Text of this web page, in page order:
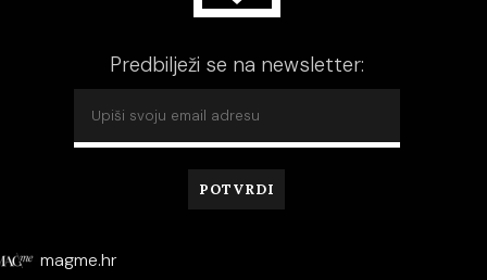
Predbilježi se na newsletter:
magme.hr